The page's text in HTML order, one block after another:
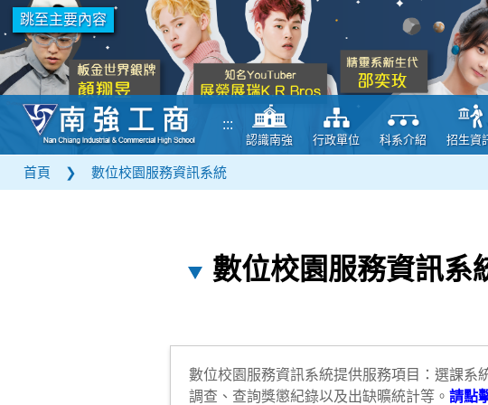
跳至主要內容
:::
認識南強 行政單位 科系介紹 招生資
首頁 ❯
數位校園服務資訊系統
數位校園服務資訊系
數位校園服務資訊系統提供服務項目：選課系
調查、查詢獎懲紀錄以及出缺曠統計等。請點